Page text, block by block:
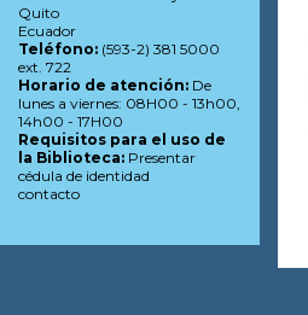
Quito
Ecuador
Teléfono: (593-2) 381 5000
ext. 722
Horario de atención: De
lunes a viernes: 08H00 - 13h00,
14h00 - 17H00
Requisitos para el uso de
la Biblioteca: Presentar
cédula de identidad
contacto